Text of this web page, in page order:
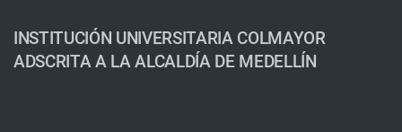
INSTITUCIÓN UNIVERSITARIA COLMAYOR
ADSCRITA A LA ALCALDÍA DE MEDELLÍN